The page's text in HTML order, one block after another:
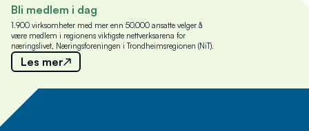
Bli medlem i dag
1.900 virksomheter med mer enn 50.000 ansatte velger å
være medlem i regionens viktigste nettverksarena for
næringslivet, Næringsforeningen i Trondheimsregionen (NiT).
Les mer